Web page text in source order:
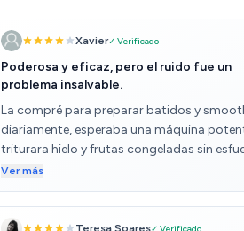
Xavier✓ Verificado
Poderosa y eficaz, pero el ruido fue un
problema insalvable.
La compré para preparar batidos y
diariamente, esperaba una máquina
triturara hielo y frutas congeladas sin
Tenía en mente mejorar la textura y reducir
tiempo de preparación en las mañanas.
POSITIVOS: - Potencia máxima de 1800W
permite triturar hielo y ingredientes duros
Ver más
Teresa Soares✓ Verificado